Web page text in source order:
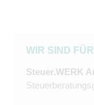
WIR SIND
Steuer.WERK